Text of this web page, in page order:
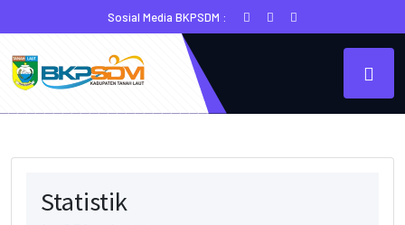
Sosial Media BKPSDM :